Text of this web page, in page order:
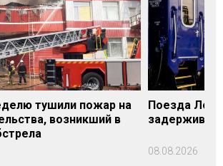
тушили пожар на
возникший в
Поезда
08.08.2026